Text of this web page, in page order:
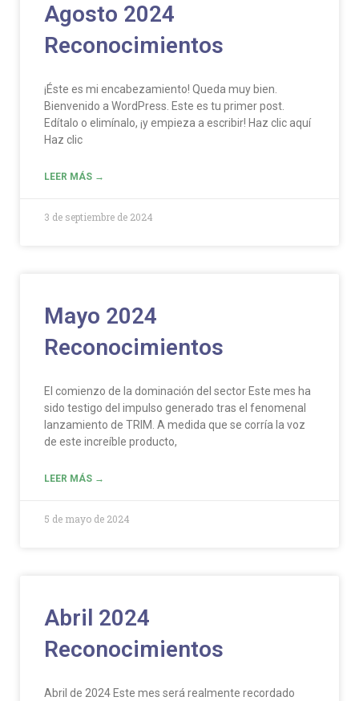
Agosto 2024
Reconocimientos
¡Éste es mi encabezamiento! Queda muy bien.
Bienvenido a WordPress. Este es tu primer post.
Edítalo o elimínalo, ¡y empieza a escribir! Haz clic aquí
Haz clic
LEER MÁS →
3 de septiembre de 2024
Mayo 2024
Reconocimientos
El comienzo de la dominación del sector Este mes ha
sido testigo del impulso generado tras el fenomenal
lanzamiento de TRIM. A medida que se corría la voz
de este increíble producto,
LEER MÁS →
5 de mayo de 2024
Abril 2024
Reconocimientos
Abril de 2024 Este mes será realmente recordado